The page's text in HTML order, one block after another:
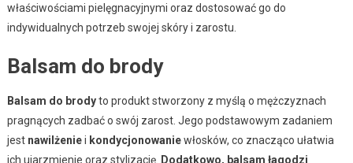
właściwościami pielęgnacyjnymi oraz dostosować go do
indywidualnych potrzeb swojej skóry i zarostu.
Balsam do brody
Balsam do brodyto produkt stworzony z myślą o mężczyznach
pragnących zadbać o swój zarost. Jego podstawowym zadaniem
jest nawilżeniei kondycjonowaniewłosków, co znacząco ułatwia
ich ujarzmienie oraz stylizację. Dodatkowo, balsam łagodzi